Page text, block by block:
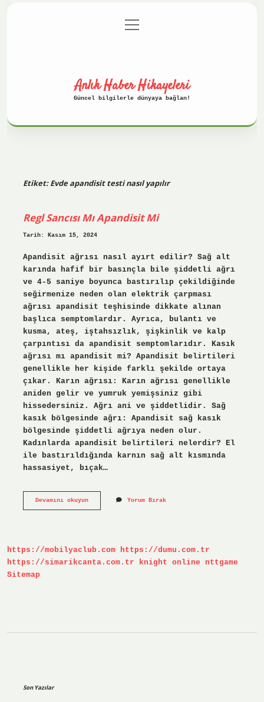
Gizlilik Politikası
menüyü
aç
Anlık Haber Hikayeleri
Güncel bilgilerle dünyaya bağlan!
Etiket:Evde apandisit testi nasıl yapılır
Regl Sancısı Mı Apandisit Mi
Tarih: Kasım 15, 2024
Apandisit ağrısı nasıl ayırt edilir? Sağ alt
karında hafif bir basınçla bile şiddetli ağrı
ve 4-5 saniye boyunca bastırılıp çekildiğinde
seğirmenize neden olan elektrik çarpması
ağrısı apandisit teşhisinde dikkate alınan
başlıca semptomlardır. Ayrıca, bulantı ve
kusma, ateş, iştahsızlık, şişkinlik ve kalp
çarpıntısı da apandisit semptomlarıdır. Kasık
ağrısı mı apandisit mi? Apandisit belirtileri
genellikle her kişide farklı şekilde ortaya
çıkar. Karın ağrısı: Karın ağrısı genellikle
aniden gelir ve yumruk yemişsiniz gibi
hissedersiniz. Ağrı ani ve şiddetlidir. Sağ
kasık bölgesinde ağrı: Apandisit sağ kasık
bölgesinde şiddetli ağrıya neden olur.
Kadınlarda apandisit belirtileri nelerdir? El
ile bastırıldığında karnın sağ alt kısmında
hassasiyet, bıçak…
Devamını okuyunRegl
Yorum Bırak
https://mobilyaclub.com https://dumu.com.tr
https://simarikcanta.com.tr
knight online
nttgame
Sitemap
Son Yazılar